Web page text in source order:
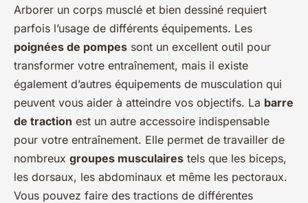
Arborer un corps musclé et bien dessiné requiert
parfois l’usage de différents équipements. Les
poignées de pompes sont un excellent outil pour
transformer votre entraînement, mais il existe
également d’autres équipements de musculation qui
peuvent vous aider à atteindre vos objectifs. La barre
de traction est un autre accessoire indispensable
pour votre entraînement. Elle permet de travailler de
nombreux groupes musculaires tels que les biceps,
les dorsaux, les abdominaux et même les pectoraux.
Vous pouvez faire des tractions de différentes